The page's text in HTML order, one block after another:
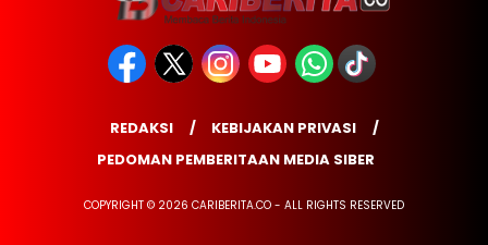
REDAKSI
KEBIJAKAN PRIVASI
PEDOMAN PEMBERITAAN MEDIA SIBER
COPYRIGHT © 2026 CARIBERITA.CO - ALL RIGHTS RESERVED